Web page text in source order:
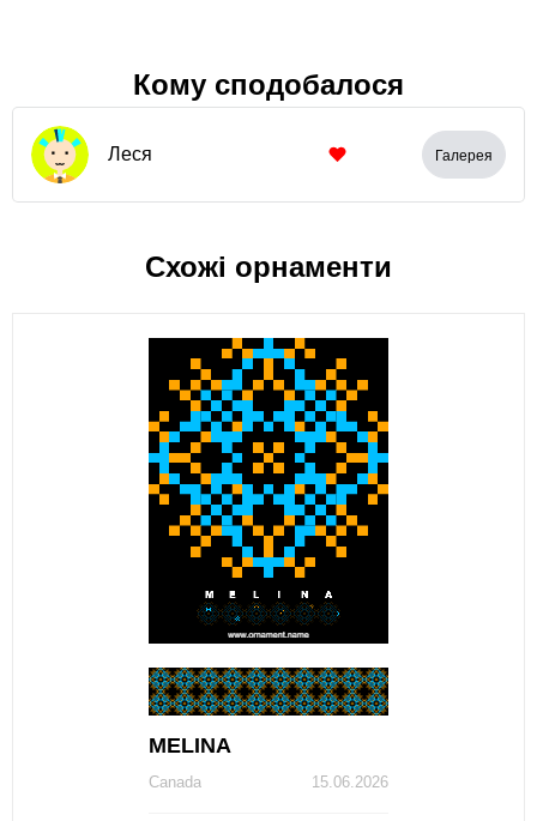
Кому сподобалося
Леся Галерея
Схожі орнаменти
МЕLINA
15.06.2026
Canada